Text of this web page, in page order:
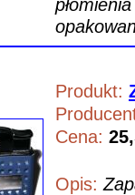
Produkt:
Cena:
Opis: